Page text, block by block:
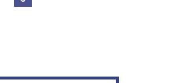
No Brasil do golpe, 61,5 mi